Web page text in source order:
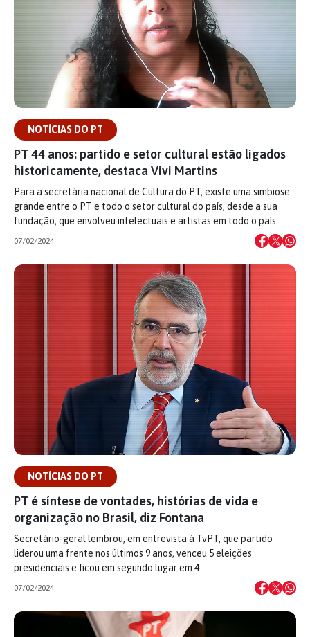
NOTÍCIAS DO PT
PT 44 anos: partido e setor cultural estão ligados
historicamente, destaca Vivi Martins
Para a secretária nacional de Cultura do PT, existe uma simbiose
grande entre o PT e todo o setor cultural do país, desde a sua
fundação, que envolveu intelectuais e artistas em todo o país
07/02/2024
NOTÍCIAS DO PT
PT é síntese de vontades, histórias de vida e
organização no Brasil, diz Fontana
Secretário-geral lembrou, em entrevista à TvPT, que partido
liderou uma frente nos últimos 9 anos, venceu 5 eleições
presidenciais e ficou em segundo lugar em 4
07/02/2024